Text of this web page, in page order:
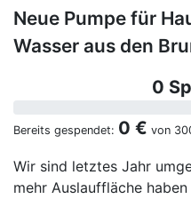
Neue Pumpe für
Wasser aus den
0
Bereits gespendet: 0 € von
Wir sind letztes Jahr
mehr Auslauffläche